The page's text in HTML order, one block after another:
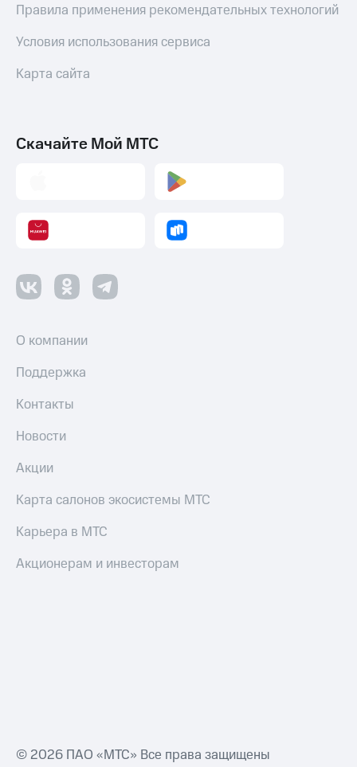
Правила применения рекомендательных технологий
Условия использования сервиса
Карта сайта
Скачайте Мой МТС
О компании
Поддержка
Контакты
Новости
Акции
Карта салонов экосистемы МТС
Карьера в МТС
Акционерам и инвесторам
© 2026 ПАО «МТС» Все права защищены